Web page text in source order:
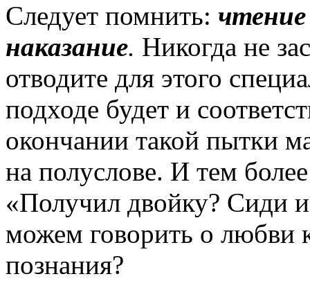
Следует помнить:
наказание. Никогда не
отводите для этого
подходе будет и
окончании такой пытки
на полуслове. И тем
«Получил двойку? Сиди
можем говорить о любви
познания?